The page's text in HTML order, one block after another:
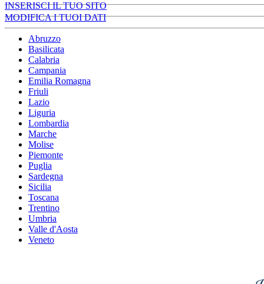
INSERISCI IL TUO SITO
MODIFICA I TUOI DATI
Abruzzo
Basilicata
Calabria
Campania
Emilia Romagna
Friuli
Lazio
Liguria
Lombardia
Marche
Molise
Piemonte
Puglia
Sardegna
Sicilia
Toscana
Trentino
Umbria
Valle d'Aosta
Veneto